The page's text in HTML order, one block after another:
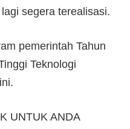
segera terealisasi.
pemerintah Tahun
Teknologi
UNTUK ANDA